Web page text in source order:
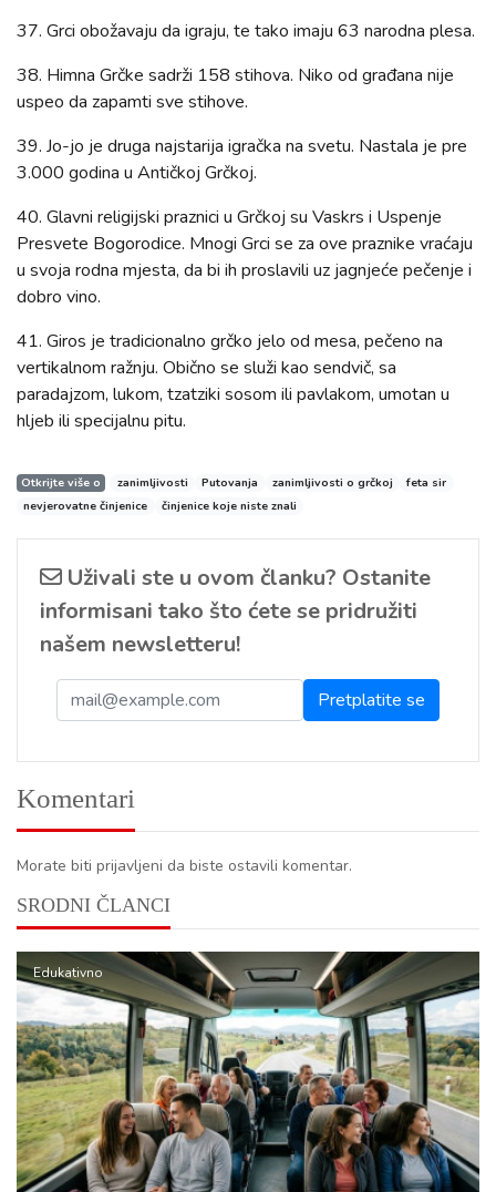
37. Grci obožavaju da igraju, te tako imaju 63 narodna plesa.
38. Himna Grčke sadrži 158 stihova. Niko od građana nije
uspeo da zapamti sve stihove.
39. Jo-jo je druga najstarija igračka na svetu. Nastala je pre
3.000 godina u Antičkoj Grčkoj.
40. Glavni religijski praznici u Grčkoj su Vaskrs i Uspenje
Presvete Bogorodice. Mnogi Grci se za ove praznike vraćaju
u svoja rodna mjesta, da bi ih proslavili uz jagnjeće pečenje i
dobro vino.
41. Giros je tradicionalno grčko jelo od mesa, pečeno na
vertikalnom ražnju. Obično se služi kao sendvič, sa
paradajzom, lukom, tzatziki sosom ili pavlakom, umotan u
hljeb ili specijalnu pitu.
Otkrijte više o zanimljivosti Putovanja zanimljivosti o grčkoj
feta sir
nevjerovatne činjenice
činjenice koje niste znali
Uživali ste u ovom članku? Ostanite
informisani tako što ćete se pridružiti
našem newsletteru!
Komentari
Morate biti prijavljeni da biste ostavili komentar.
SRODNI ČLANCI
Edukativno